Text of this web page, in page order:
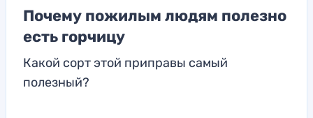
Почему пожилым людям полезно
есть горчицу
Какой сорт этой приправы самый
полезный?